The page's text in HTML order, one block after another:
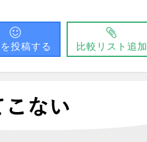
投稿する 比較リスト追加